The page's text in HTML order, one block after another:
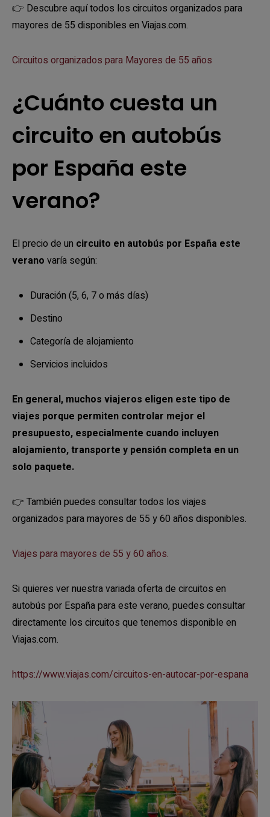
👉 Descubre aquí todos los circuitos organizados para
mayores de 55 disponibles en Viajas.com.
Circuitos organizados para Mayores de 55 años
¿Cuánto cuesta un
circuito en autobús
por España este
verano?
El precio de un circuito en autobús por España este
verano varía según:
Duración (5, 6, 7 o más días)
Destino
Categoría de alojamiento
Servicios incluidos
En general, muchos viajeros eligen este tipo de
viajes porque permiten controlar mejor el
presupuesto, especialmente cuando incluyen
alojamiento, transporte y pensión completa en un
solo paquete.
👉 También puedes consultar todos los viajes
organizados para mayores de 55 y 60 años disponibles.
Viajes para mayores de 55 y 60 años.
Si quieres ver nuestra variada oferta de circuitos en
autobús por España para este verano, puedes consultar
directamente los circuitos que tenemos disponible en
Viajas.com.
https://www.viajas.com/circuitos-en-autocar-por-espana